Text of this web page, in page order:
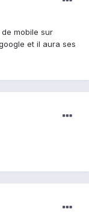
mobile sur
et il aura ses